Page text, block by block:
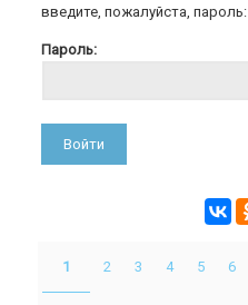
введите, пожалуйста, пароль:
Пароль:
1 2 3 4 5 6